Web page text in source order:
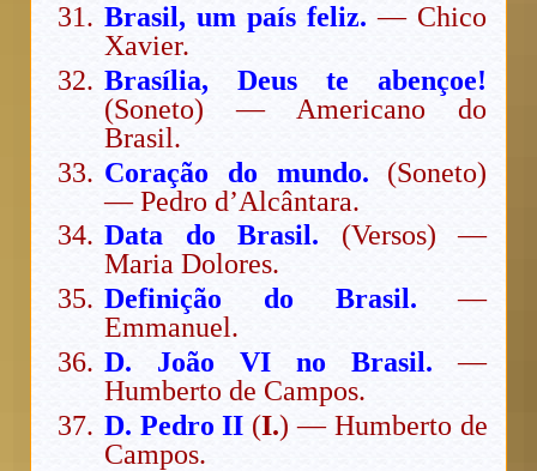
Brasil, um país feliz. — Chico
Xavier.
Brasília, Deus te abençoe!
(Soneto) — Americano do
Brasil.
Coração do mundo. (Soneto)
— Pedro d’Alcântara.
Data do Brasil. (Versos) —
Maria Dolores.
Definição do Brasil. —
Emmanuel.
D. João VI no Brasil. —
Humberto de Campos.
D. Pedro II (I.) — Humberto de
Campos.